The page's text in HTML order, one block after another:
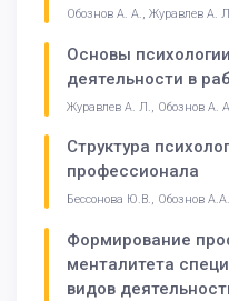
Обознов А. А., Журавлев А.
Основы
деятельности в
Журавлев А. Л., Обознов А.
Структура
профессионала
Бессонова Ю.В., Обознов
Формирование
менталитета
видов